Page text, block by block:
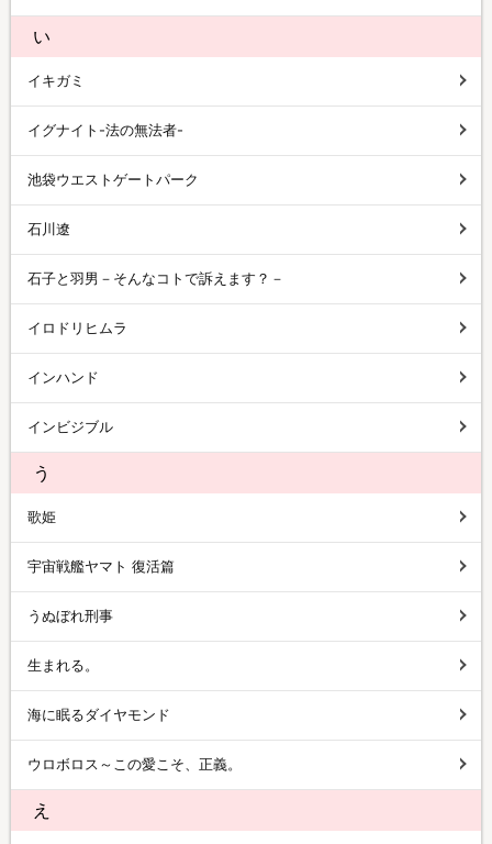
い
イキガミ
イグナイト-法の無法者-
池袋ウエストゲートパーク
石川遼
石子と羽男－そんなコトで訴えます？－
イロドリヒムラ
インハンド
インビジブル
う
歌姫
宇宙戦艦ヤマト 復活篇
うぬぼれ刑事
生まれる。
海に眠るダイヤモンド
ウロボロス～この愛こそ、正義。
え